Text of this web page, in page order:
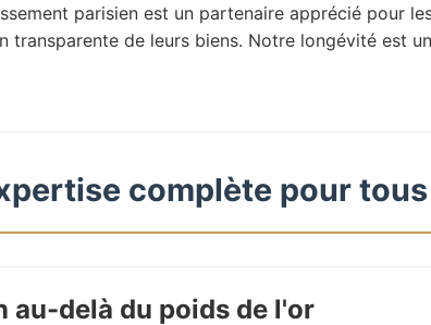
parisien est un partenaire apprécié pour
transparente de leurs biens. Notre longévité est
complète pour
delà du poids de l'or